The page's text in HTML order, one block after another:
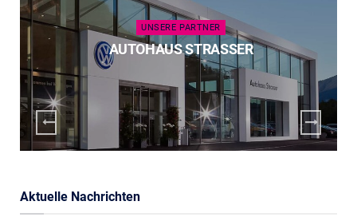
UNSERE PARTNER
AUTOHAUS STRASSER
Aktuelle Nachrichten